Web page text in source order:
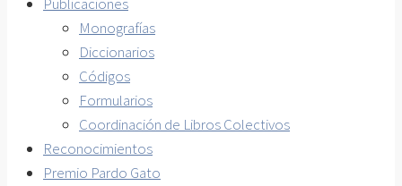
Monografías
Diccionarios
Códigos
Formularios
Coordinación de Libros Colectivos
Reconocimientos
Premio Pardo Gato